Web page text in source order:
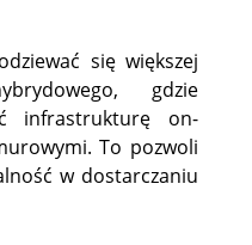
się większej
gdzie
infrastrukturę on-
To pozwoli
w dostarczaniu